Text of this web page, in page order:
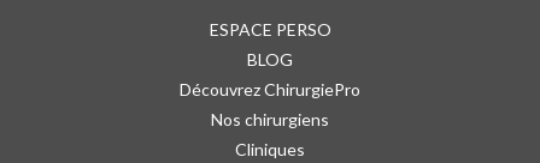
ESPACE PERSO
BLOG
Découvrez ChirurgiePro
Nos chirurgiens
Cliniques